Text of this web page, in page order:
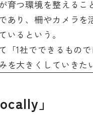
育つ環境を整える
あり、柵やカメラ
るという。
「1社でできるもの
大きくしていきた
」